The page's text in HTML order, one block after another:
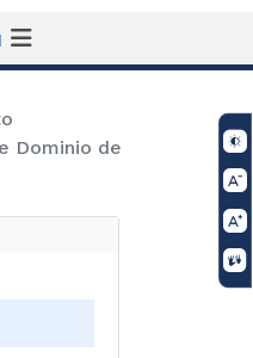
Dominio de